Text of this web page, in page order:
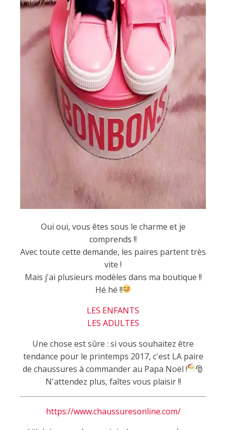
Oui oui, vous êtes sous le charme et je
comprends !!
Avec toute cette demande, les paires partent très
vite !
Mais j'ai plusieurs modèles dans ma boutique !!
Hé hé !!
LES ENFANTS
LES ADULTES
Une chose est sûre : si vous souhaitez être
tendance pour le printemps 2017, c'est LA paire
de chaussures à commander au Papa Noël !
🎅
N'attendez plus, faîtes vous plaisir !!
https://www.chaussuresonline.com/